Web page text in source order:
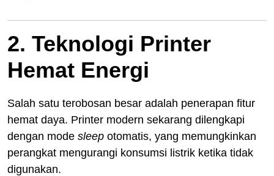
2. Teknologi Printer
Hemat Energi
Salah satu terobosan besar adalah penerapan fitur
hemat daya. Printer modern sekarang dilengkapi
dengan mode sleep otomatis, yang memungkinkan
perangkat mengurangi konsumsi listrik ketika tidak
digunakan.